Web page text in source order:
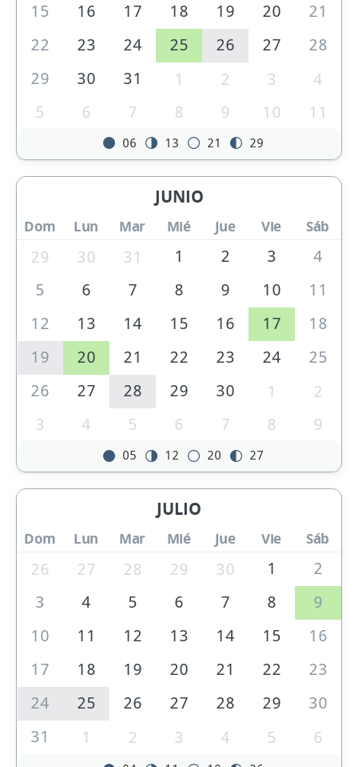
15
16 17 18 19 20
21
22
23 24 25 26 27
28
29
30 31 1 2 3
4
5
6 7 8 9 10 11
06 13 21 29
JUNIO
Dom Lun Mar Mié Jue Vie Sáb
29 30 31 1 2 3
4
5
6 7 8 9 10
11
12
13 14 15 16 17
18
19
20 21 22 23 24
25
26
27 28 29 30 1
2
3
4 5 6 7 8 9
05 12 20 27
JULIO
Dom Lun Mar Mié Jue Vie Sáb
26 27 28 29 30 1
2
3
4 5 6 7 8
9
10
11 12 13 14 15
16
17
18 19 20 21 22
23
24
25 26 27 28 29
30
31
1 2 3 4 5 6